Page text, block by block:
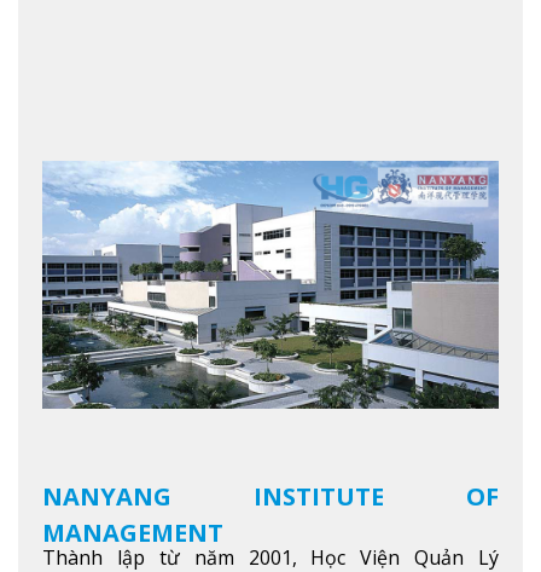
NANYANG INSTITUTE OF
MANAGEMENT
Thành lập từ năm 2001, Học Viện Quản Lý